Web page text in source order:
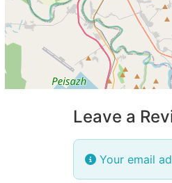
Leave a
Your email